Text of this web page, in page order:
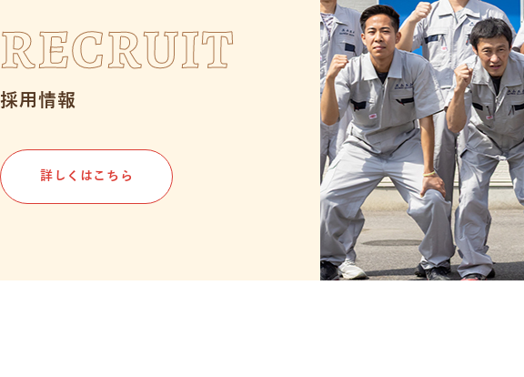
RECRUIT
採用情報
詳しくはこちら